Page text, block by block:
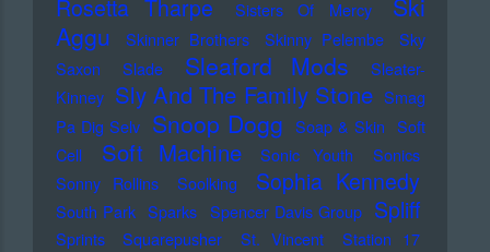
Rosetta Tharpe
Sisters Of Mercy
Ski
Aggu
Skinner Brothers Skinny Pelembe
Sky
Saxon
Slade Sleaford Mods
Sleater-
Kinney Sly And The Family Stone Smag
Pa Dig Selv Snoop Dogg Soap & Skin Soft
Cell
Soft Machine Sonic Youth
Sonics
Sonny Rollins
Soolking Sophia Kennedy
South Park Sparks Spencer Davis Group Spliff
Sprints Squarepusher St. Vincent
Station 17